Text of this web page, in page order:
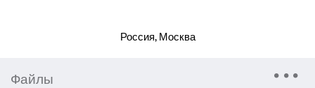
Россия, Москва
Файлы